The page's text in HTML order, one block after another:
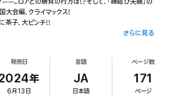
会編、クライマックス!
茶子、大ピンチ!!
さらに見る
発売日
年
6月13日
言語
JA
日本語
ページ数
171
ページ